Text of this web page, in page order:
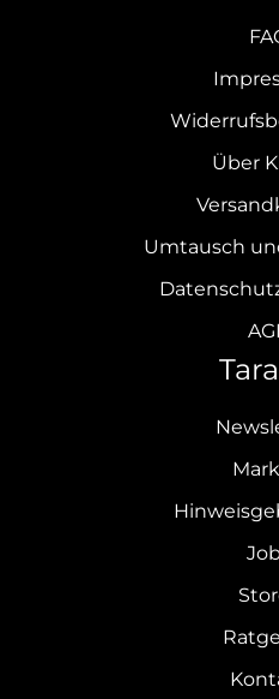
Über
Umtausch